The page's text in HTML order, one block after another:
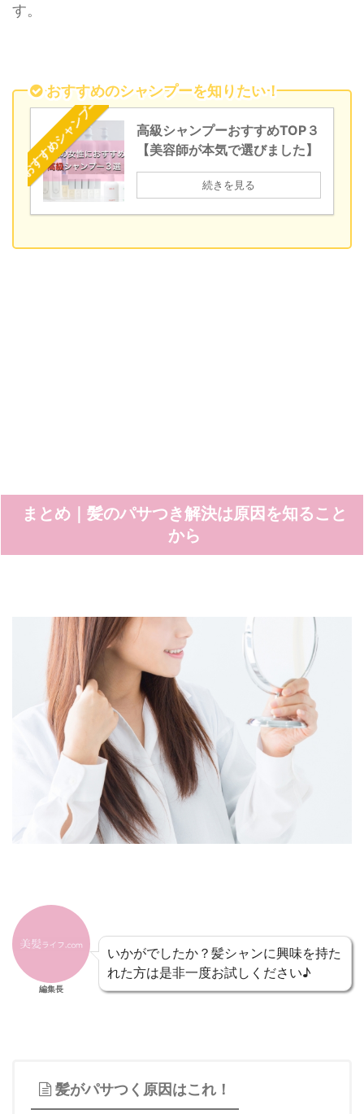
す。
おすすめのシャンプーを知りたい！
おすすめシャンプー
高級シャンプーおすすめTOP３
【美容師が本気で選びました】
続きを見る
まとめ｜髪のパサつき解決は原因を知ること
から
編集長
いかがでしたか？髪シャンに興味を持た
れた方は是非一度お試しください♪
髪がパサつく原因はこれ！